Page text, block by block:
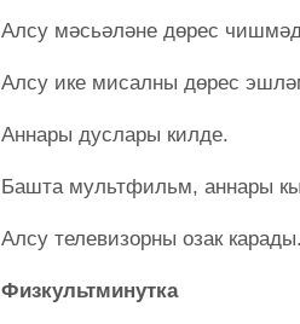
Алсу мәсьәләне дөрес
Алсу ике мисалны дөрес
Аннары дуслары килде.
Башта мультфильм, аннары
Алсу телевизорны озак
Физкультминутка